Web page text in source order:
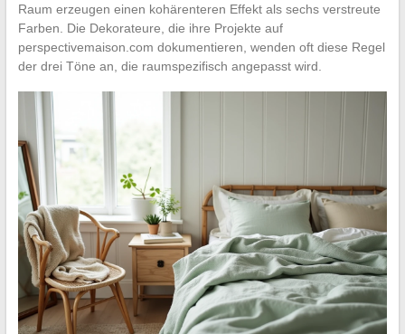
Raum erzeugen einen kohärenteren Effekt als sechs verstreute
Farben. Die Dekorateure, die ihre Projekte auf
perspectivemaison.com dokumentieren, wenden oft diese Regel
der drei Töne an, die raumspezifisch angepasst wird.